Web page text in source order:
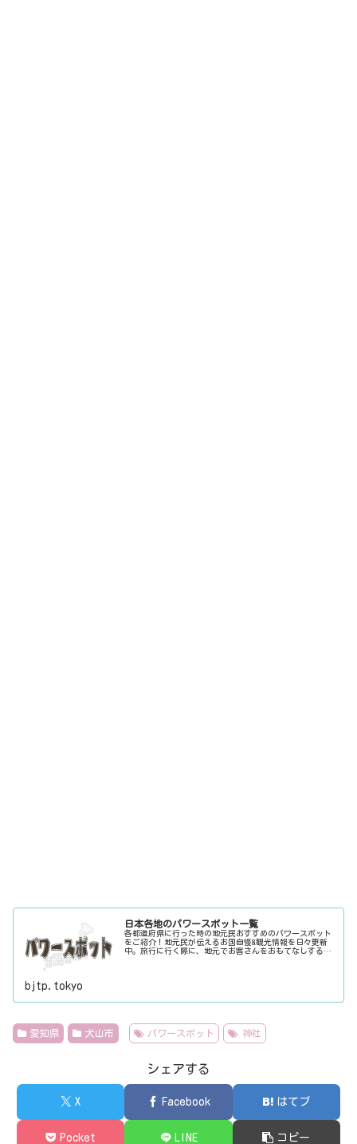
日本各地のパワースポット一覧
各都道府県に行った時の地元民おすすめのパワースポット
をご紹介！地元民が伝えるお国自慢&観光情報を日々更新
中。旅行に行く際に、地元でお客さんをおもてなしする時
bjtp.tokyo
愛知県 犬山市 パワースポット 神社
シェアする
X Facebook はてブ
Pocket LINE コピー